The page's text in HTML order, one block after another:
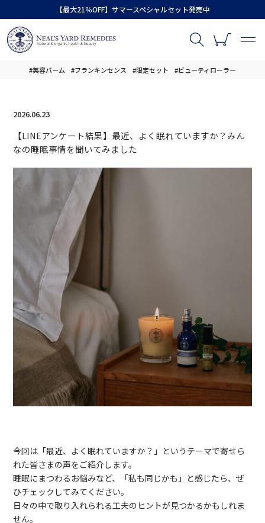
【最大21％OFF】サマースペシャルセット発売中
#美容バーム #フランキンセンス #限定セット #ビューティローラー
2026.06.23
【LINEアンケート結果】最近、よく眠れていますか？みん
なの睡眠事情を聞いてみました
今回は「最近、よく眠れていますか？」というテーマで寄せら
れた皆さまの声をご紹介します。
睡眠にまつわるお悩みなど、「私も同じかも」と感じたら、ぜ
ひチェックしてみてください。
日々の中で取り入れられる工夫のヒントが見つかるかもしれま
せん。